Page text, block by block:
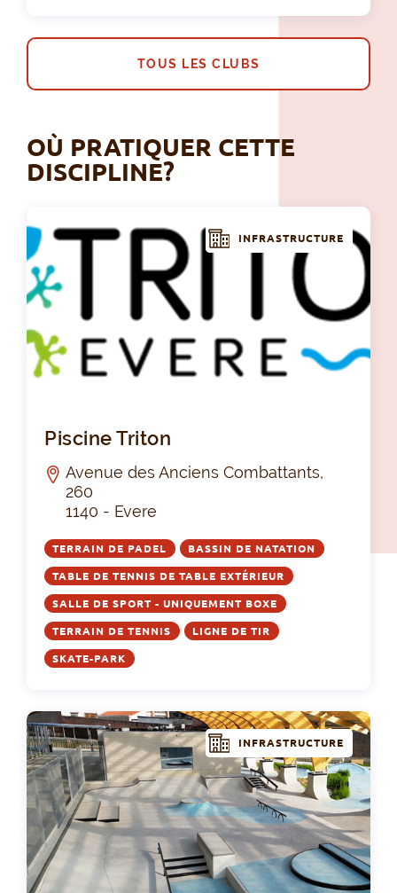
TOUS LES CLUBS
OÙ PRATIQUER CETTE
DISCIPLINE?
INFRASTRUCTURE
Piscine Triton
Avenue des Anciens Combattants,
260
1140 - Evere
TERRAIN DE PADEL BASSIN DE NATATION
TABLE DE TENNIS DE TABLE EXTÉRIEUR
SALLE DE SPORT - UNIQUEMENT BOXE
TERRAIN DE TENNIS LIGNE DE TIR
SKATE-PARK
INFRASTRUCTURE